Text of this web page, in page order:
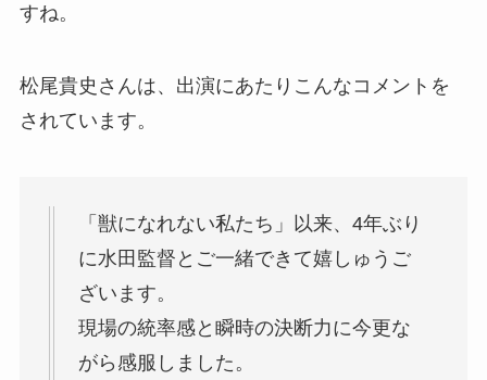
すね。
松尾貴史さんは、出演にあたりこんなコメントを
されています。
「獣になれない私たち」以来、4年ぶり
に水田監督とご一緒できて嬉しゅうご
ざいます。
現場の統率感と瞬時の決断力に今更な
がら感服しました。